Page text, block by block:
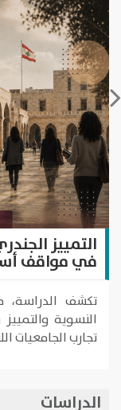
التمييز
في مواقف
تكشف الدراسة،
النسوية
تجارب الجامعيات
الدراسات